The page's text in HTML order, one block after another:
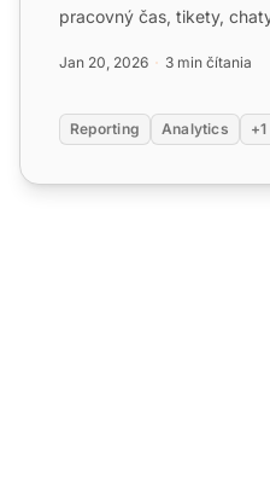
pracovný čas, tikety,
Jan 20, 2026 3 min čítania
Reporting Analytics +1